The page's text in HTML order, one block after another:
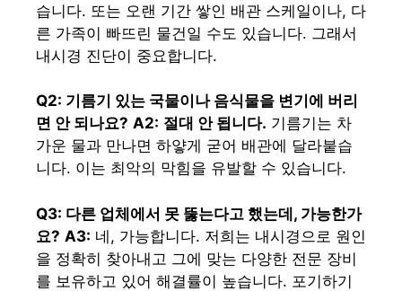
습니다. 또는 오랜 기간 쌓인 배관 스케일이나, 다
른 가족이 빠뜨린 물건일 수도 있습니다. 그래서
내시경 진단이 중요합니다.
Q2: 기름기 있는 국물이나 음식물을 변기에 버리
면 안 되나요? A2: 절대 안 됩니다. 기름기는 차
가운 물과 만나면 하얗게 굳어 배관에 달라붙습
니다. 이는 최악의 막힘을 유발할 수 있습니다.
Q3: 다른 업체에서 못 뚫는다고 했는데, 가능한가
요? A3: 네, 가능합니다. 저희는 내시경으로 원인
을 정확히 찾아내고 그에 맞는 다양한 전문 장비
를 보유하고 있어 해결률이 높습니다. 포기하기